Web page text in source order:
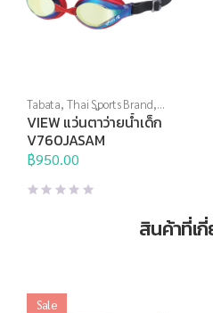
Tabata, Thai Sports Brand,
View,กีฬาทางน้ำ,แว่นตาว่าย
น้ำ,แว่นตาว่ายน้ำสำหรับเด็ก,
แว่นตาว่ายน้ำแข่งขัน
VIEW แว่นตาว่ายน้ำเด็ก
V760JASAM
฿950.00
สินค้าที่เ
Sale